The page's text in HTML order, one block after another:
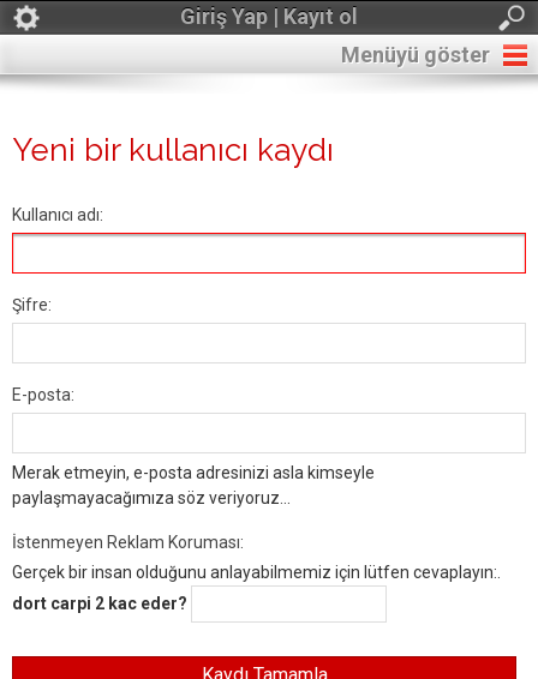
Giriş Yap | Kayıt ol
Menüyü göster
Yeni bir kullanıcı kaydı
Kullanıcı adı:
Şifre:
E-posta:
Merak etmeyin, e-posta adresinizi asla kimseyle
paylaşmayacağımıza söz veriyoruz...
İstenmeyen Reklam Koruması:
Gerçek bir insan olduğunu anlayabilmemiz için lütfen cevaplayın:.
dort carpi 2 kac eder?